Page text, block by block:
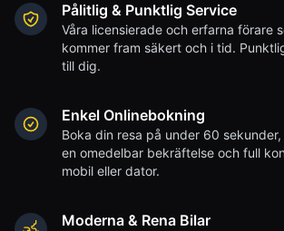
Pålitlig & Punktlig Service
Våra licensierade och erfarna förare
kommer fram säkert och i tid.
till dig.
Enkel Onlinebokning
Boka din resa på under 60
en omedelbar bekräftelse och full
mobil eller dator.
Moderna & Rena Bilar